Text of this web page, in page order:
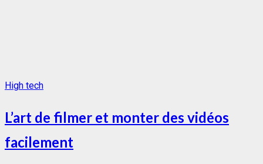
High tech
L’art de filmer et monter des vidéos
facilement